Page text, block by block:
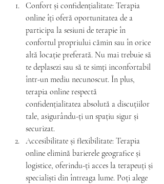
Confort și confidențialitate: Terapia
online îți oferă oportunitatea de a
participa la sesiuni de terapie în
confortul propriului cămin sau în orice
altă locație preferată. Nu mai trebuie să
te deplasezi sau să te simți inconfortabil
într-un mediu necunoscut. În plus,
terapia online respectă
confidențialitatea absolută a discuțiilor
tale, asigurându-ți un spațiu sigur și
securizat.
Accesibilitate și flexibilitate: Terapia
online elimină barierele geografice și
logistice, oferindu-ți acces la terapeuți și
specialiști din întreaga lume. Poți alege